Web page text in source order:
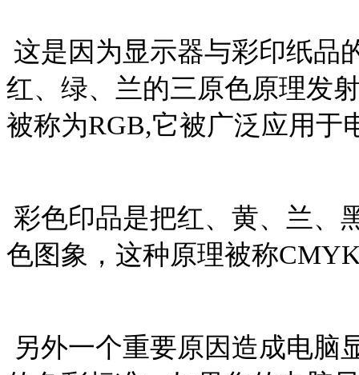
这是因为显示器与彩印纸品
红、绿、兰的三原色原理发
被称为RGB,它被广泛应用于
彩色印品是把红、黄、兰、
色图象，这种原理被称
另外一个重要原因造成电脑